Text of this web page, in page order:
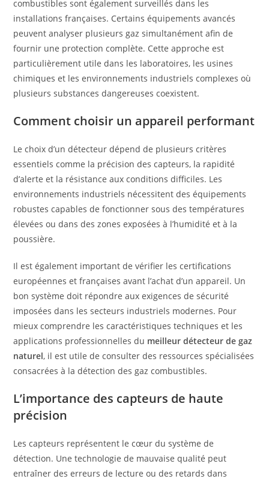
combustibles sont également surveillés dans les
installations françaises. Certains équipements avancés
peuvent analyser plusieurs gaz simultanément afin de
fournir une protection complète. Cette approche est
particulièrement utile dans les laboratoires, les usines
chimiques et les environnements industriels complexes où
plusieurs substances dangereuses coexistent.
Comment choisir un appareil performant
Le choix d’un détecteur dépend de plusieurs critères
essentiels comme la précision des capteurs, la rapidité
d’alerte et la résistance aux conditions difficiles. Les
environnements industriels nécessitent des équipements
robustes capables de fonctionner sous des températures
élevées ou dans des zones exposées à l’humidité et à la
poussière.
Il est également important de vérifier les certifications
européennes et françaises avant l’achat d’un appareil. Un
bon système doit répondre aux exigences de sécurité
imposées dans les secteurs industriels modernes. Pour
mieux comprendre les caractéristiques techniques et les
applications professionnelles du meilleur détecteur de gaz
naturel, il est utile de consulter des ressources spécialisées
consacrées à la détection des gaz combustibles.
L’importance des capteurs de haute
précision
Les capteurs représentent le cœur du système de
détection. Une technologie de mauvaise qualité peut
entraîner des erreurs de lecture ou des retards dans